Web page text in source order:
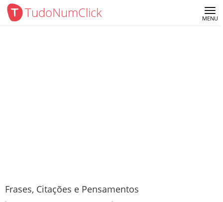
TudoNumClick MENU
Frases, Citações e Pensamentos